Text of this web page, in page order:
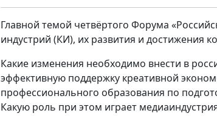
Главной темой четвёртого Форума
индустрий (КИ), их развития и достижения
Какие изменения необходимо внести в
эффективную поддержку креативной
профессионального образования по
Какую роль при этом играет